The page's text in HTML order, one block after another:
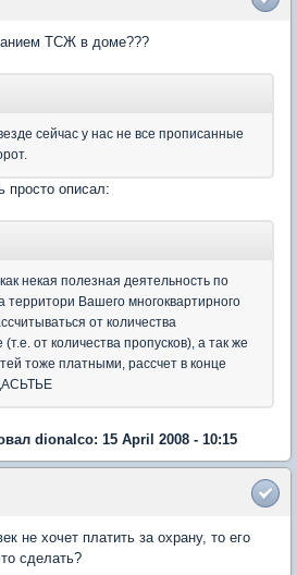
ТСЖ в доме???
сейчас у нас не все прописанные
просто описал:
некая полезная деятельность по
Вашего многоквартирного
от количества
от количества пропусков), а так же
тоже платными, рассчет в конце
dionalco: 15 April 2008 - 10:15
не хочет платить за охрану, то его
сделать?